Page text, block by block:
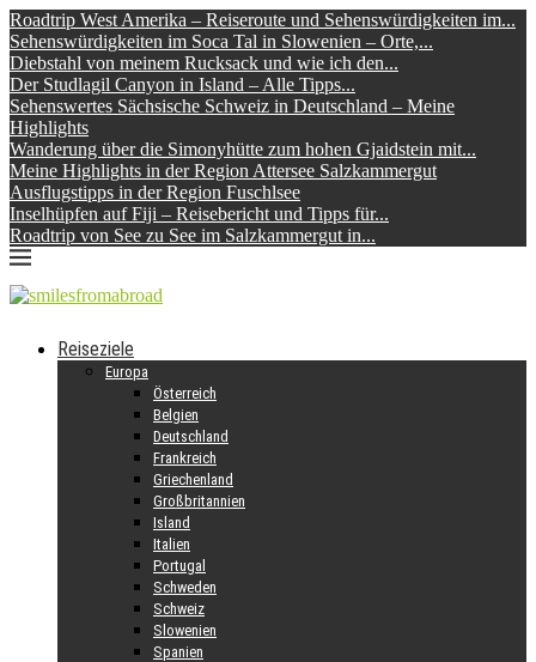
Roadtrip West Amerika – Reiseroute und Sehenswürdigkeiten im...
Sehenswürdigkeiten im Soca Tal in Slowenien – Orte,...
Diebstahl von meinem Rucksack und wie ich den...
Der Studlagil Canyon in Island – Alle Tipps...
Sehenswertes Sächsische Schweiz in Deutschland – Meine
Highlights
Wanderung über die Simonyhütte zum hohen Gjaidstein mit...
Meine Highlights in der Region Attersee Salzkammergut
Ausflugstipps in der Region Fuschlsee
Inselhüpfen auf Fiji – Reisebericht und Tipps für...
Roadtrip von See zu See im Salzkammergut in...
Reiseziele
Europa
Österreich
Belgien
Deutschland
Frankreich
Griechenland
Großbritannien
Island
Italien
Portugal
Schweden
Schweiz
Slowenien
Spanien